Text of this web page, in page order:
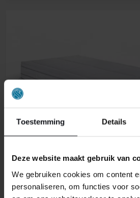
Toestemming Details
Deze website maakt gebruik van
We gebruiken cookies om content
personaliseren, om functies voor
HÄLSING S2000 – HR